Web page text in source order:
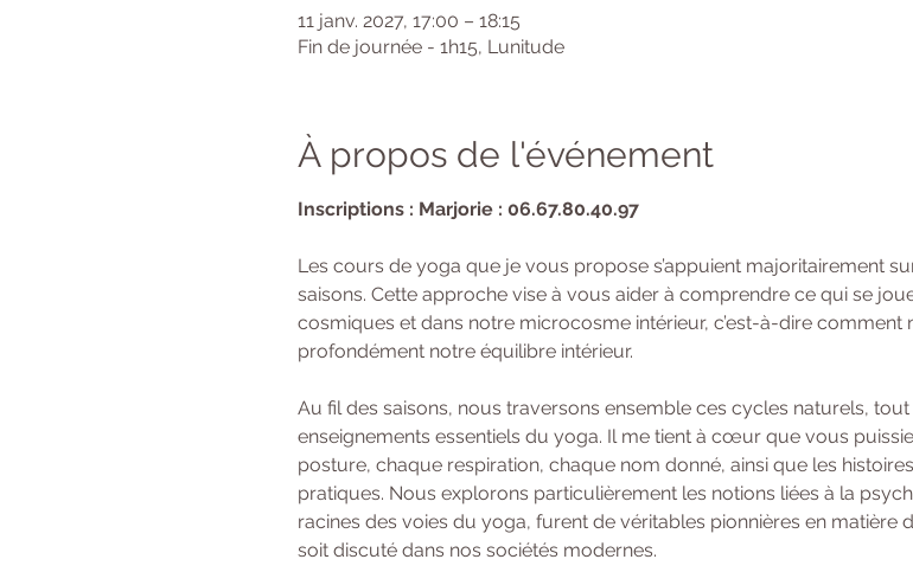
11 janv. 2027, 17:00 – 18:15
Fin de journée - 1h15, Lunitude
À propos de l'événement
Inscriptions : Marjorie : 06.67.80.40.97
Les cours de yoga que je vous propose s’appuient majoritairement
saisons. Cette approche vise à vous aider à comprendre ce qui se
cosmiques et dans notre microcosme intérieur, c’est-à-dire
profondément notre équilibre intérieur.
Au fil des saisons, nous traversons ensemble ces cycles naturels,
enseignements essentiels du yoga. Il me tient à cœur que vous
posture, chaque respiration, chaque nom donné, ainsi que les
pratiques. Nous explorons particulièrement les notions liées à la
racines des voies du yoga, furent de véritables pionnières en matière
soit discuté dans nos sociétés modernes.